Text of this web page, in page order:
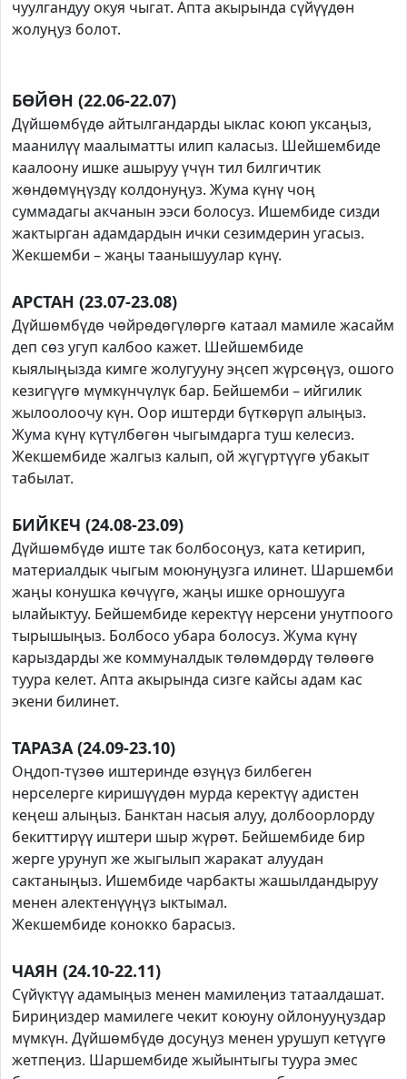
чуулгандуу окуя чыгат. Апта акырында сүйүүдөн
жолуңуз болот.
БӨЙӨН (22.06-22.07)
Дүйшөмбүдө айтылгандарды ыклас коюп уксаңыз,
маанилүү маалыматты илип каласыз. Шейшембиде
каалоону ишке ашыруу үчүн тил билгичтик
жөндөмүңүздү колдонуңуз. Жума күнү чоң
суммадагы акчанын ээси болосуз. Ишембиде сизди
жактырган адамдардын ички сезимдерин угасыз.
Жекшемби – жаңы таанышуулар күнү.
АРСТАН (23.07-23.08)
Дүйшөмбүдө чөйрөдөгүлөргө катаал мамиле жасайм
деп сөз угуп калбоо кажет. Шейшембиде
кыялыңызда кимге жолугууну эңсеп жүрсөңүз, ошого
кезигүүгө мүмкүнчүлүк бар. Бейшемби – ийгилик
жылоолоочу күн. Оор иштерди бүткөрүп алыңыз.
Жума күнү күтүлбөгөн чыгымдарга туш келесиз.
Жекшембиде жалгыз калып, ой жүгүртүүгө убакыт
табылат.
БИЙКЕЧ (24.08-23.09)
Дүйшөмбүдө иште так болбосоңуз, ката кетирип,
материалдык чыгым моюнуңузга илинет. Шаршемби
жаңы конушка көчүүгө, жаңы ишке орношууга
ылайыктуу. Бейшембиде керектүү нерсени унутпоого
тырышыңыз. Болбосо убара болосуз. Жума күнү
карыздарды же коммуналдык төлөмдөрдү төлөөгө
туура келет. Апта акырында сизге кайсы адам кас
экени билинет.
ТАРАЗА (24.09-23.10)
Оңдоп-түзөө иштеринде өзүңүз билбеген
нерселерге киришүүдөн мурда керектүү адистен
кеңеш алыңыз. Банктан насыя алуу, долбоорлорду
бекиттирүү иштери шыр жүрөт. Бейшембиде бир
жерге урунуп же жыгылып жаракат алуудан
сактаныңыз. Ишембиде чарбакты жашылдандыруу
менен алектенүүңүз ыктымал.
Жекшембиде конокко барасыз.
ЧАЯН (24.10-22.11)
Сүйүктүү адамыңыз менен мамилеңиз татаалдашат.
Бириңиздер мамилеге чекит коюуну ойлонууңуздар
мүмкүн. Дүйшөмбүдө досуңуз менен урушуп кетүүгө
жетпеңиз. Шаршембиде жыйынтыгы туура эмес